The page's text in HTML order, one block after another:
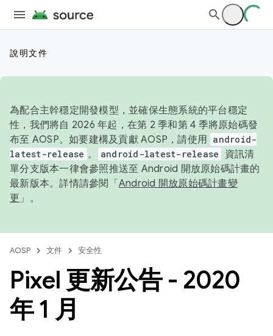
說明文件
為配合主幹穩定開發模型，並確保生態系統的平台穩定
性，我們將自 2026 年起，在第 2 季和第 4 季將原始碼發
布至 AOSP。如要建構及貢獻 AOSP，請使用 android-
latest-release 。 android-latest-release
資訊清
單分支版本一律會參照推送至 Android 開放原始碼計畫的
最新版本。詳情請參閱「 Android 開放原始碼計畫變
更 」。
AOSP 文件 安全性
Pixel 更新公告 - 2020
年 1 月